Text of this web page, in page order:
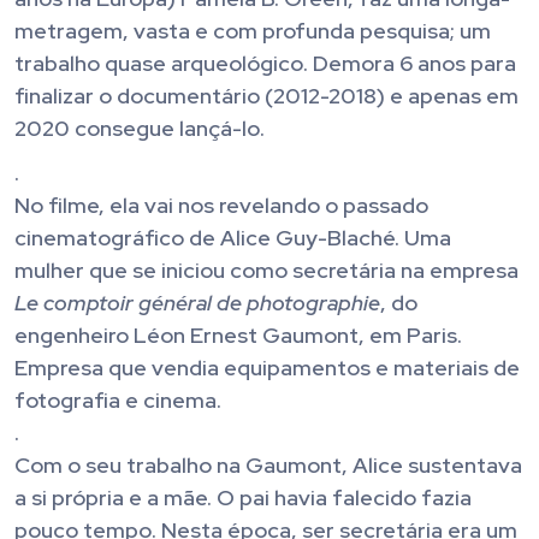
metragem, vasta e com profunda pesquisa; um
trabalho quase arqueológico. Demora 6 anos para
finalizar o documentário (2012-2018) e apenas em
2020 consegue lançá-lo.
.
No filme, ela vai nos revelando o passado
cinematográfico de Alice Guy-Blaché. Uma
mulher que se iniciou como secretária na empresa
Le comptoir général de photographie, do
engenheiro Léon Ernest Gaumont, em Paris.
Empresa que vendia equipamentos e materiais de
fotografia e cinema.
.
Com o seu trabalho na Gaumont, Alice sustentava
a si própria e a mãe. O pai havia falecido fazia
pouco tempo. Nesta época, ser secretária era um